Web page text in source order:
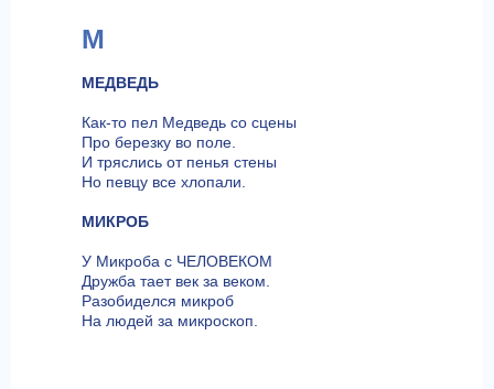
М
МЕДВЕДЬ
Как-то пел Медведь со сцены
Про березку во поле.
И тряслись от пенья стены
Но певцу все хлопали.
МИКРОБ
У Микроба с ЧЕЛОВЕКОМ
Дружба тает век за веком.
Разобиделся микроб
На людей за микроскоп.